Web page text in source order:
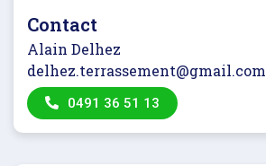
Contact
Alain Delhez
delhez.terrassement@gmail.com
0491 36 51 13